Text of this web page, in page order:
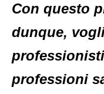
Con questo
dunque,
professioni